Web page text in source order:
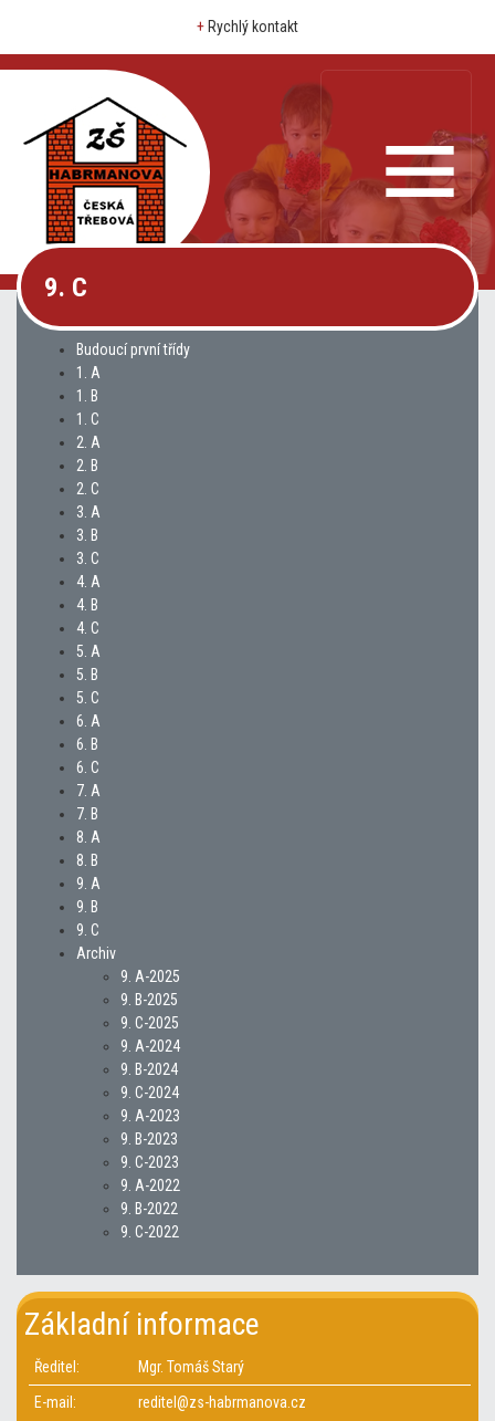
+ Rychlý kontakt
9. C
Budoucí první třídy
1. A
1. B
1. C
2. A
2. B
2. C
3. A
3. B
3. C
4. A
4. B
4. C
5. A
5. B
5. C
6. A
6. B
6. C
7. A
7. B
8. A
8. B
9. A
9. B
9. C
Archiv
9. A-2025
9. B-2025
9. C-2025
9. A-2024
9. B-2024
9. C-2024
9. A-2023
9. B-2023
9. C-2023
9. A-2022
9. B-2022
9. C-2022
Základní informace
Ředitel:
Mgr. Tomáš Starý
E-mail:
reditel@zs-habrmanova.cz